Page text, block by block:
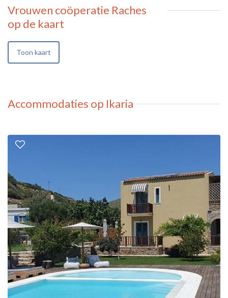
Vrouwen coöperatie Raches
op de kaart
Toon kaart
Accommodaties op Ikaria